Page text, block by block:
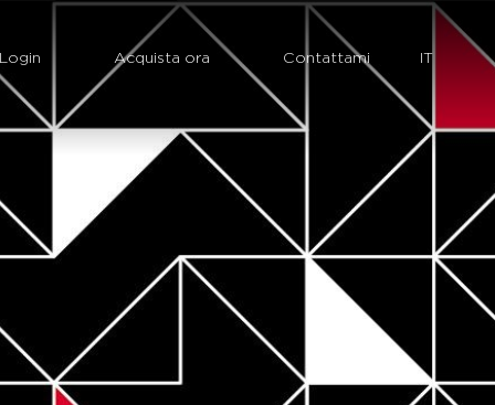
Login Acquista ora Contattami